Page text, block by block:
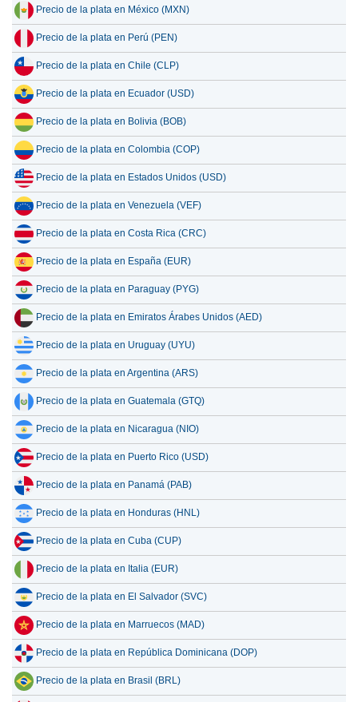
15 julio 2026 57.67
14 julio 2026 58.81
13 julio 2026 57.32
12 julio 2026 59.70
11 julio 2026 59.70
10 julio 2026 59.55
9 julio 2026 60.42
8 julio 2026 58.13
Precio de la plata en México (MXN)
Precio de la plata en Perú (PEN)
Precio de la plata en Chile (CLP)
Precio de la plata en Ecuador (USD)
Precio de la plata en Bolivia (BOB)
Precio de la plata en Colombia (COP)
Precio de la plata en Estados Unidos (USD)
Precio de la plata en Venezuela (VEF)
Precio de la plata en Costa Rica (CRC)
Precio de la plata en España (EUR)
Precio de la plata en Paraguay (PYG)
Precio de la plata en Emiratos Árabes Unidos (AED)
Precio de la plata en Uruguay (UYU)
Precio de la plata en Argentina (ARS)
Precio de la plata en Guatemala (GTQ)
Precio de la plata en Nicaragua (NIO)
Precio de la plata en Puerto Rico (USD)
Precio de la plata en Panamá (PAB)
Precio de la plata en Honduras (HNL)
Precio de la plata en Cuba (CUP)
Precio de la plata en Italia (EUR)
Precio de la plata en El Salvador (SVC)
Precio de la plata en Marruecos (MAD)
Precio de la plata en República Dominicana (DOP)
Precio de la plata en Brasil (BRL)